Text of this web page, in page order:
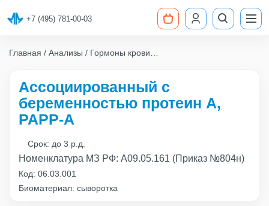
+7 (495) 781-00-03
Главная Анализы
Гормоны крови
Ассоциированный с
беременностью протеин А,
PAPP-A
Срок: до 3 р.д.
Номенклатура МЗ РФ: A09.05.161 (Приказ №804н)
Код: 06.03.001
Биоматериал: сыворотка